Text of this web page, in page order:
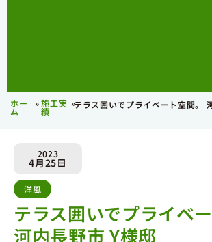
ホー
ム
»施工実
績
»テラス囲いでプライベート空間。
2023
4月25日
洋風
テラス囲いでプライベー
河内長野市 Y様邸